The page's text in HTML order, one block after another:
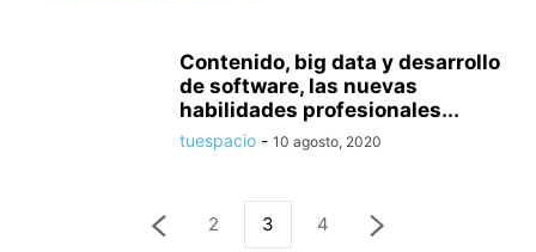
Contenido, big data y desarrollo
de software, las nuevas
habilidades profesionales...
tuespacio - 10 agosto, 2020
2 3 4